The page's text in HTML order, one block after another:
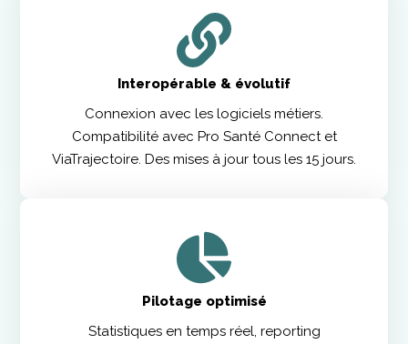
Interopérable & évolutif
Connexion avec les logiciels métiers.
Compatibilité avec Pro Santé Connect et
ViaTrajectoire. Des mises à jour tous les 15 jours.
Pilotage optimisé
Statistiques en temps réel, reporting